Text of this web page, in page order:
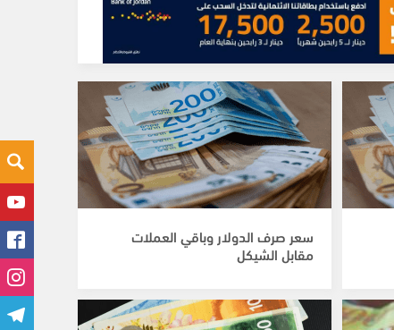
سعر صرف الدولار وباقي العملات
مقابل الشيكل